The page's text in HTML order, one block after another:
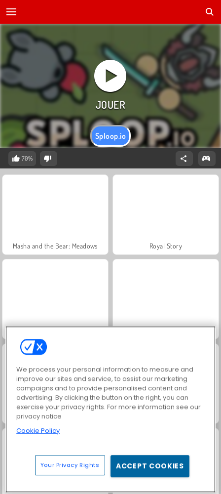
Sploop.io
70%
Masha and the Bear: Meadows Royal Story
Rummy World Scala 40
Charm Farm
We process your personal information to measure and
improve our sites and service, to assist our marketing
campaigns and to provide personalised content and
advertising. By clicking the button on the right, you can
exercise your privacy rights. For more information see our
privacy notice
Cookie Policy
Your Privacy Rights ACCEPT COOKIES